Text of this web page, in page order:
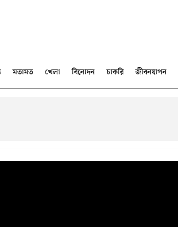
মতামত খেলা বিনোদন চাকরি জীবনযাপন